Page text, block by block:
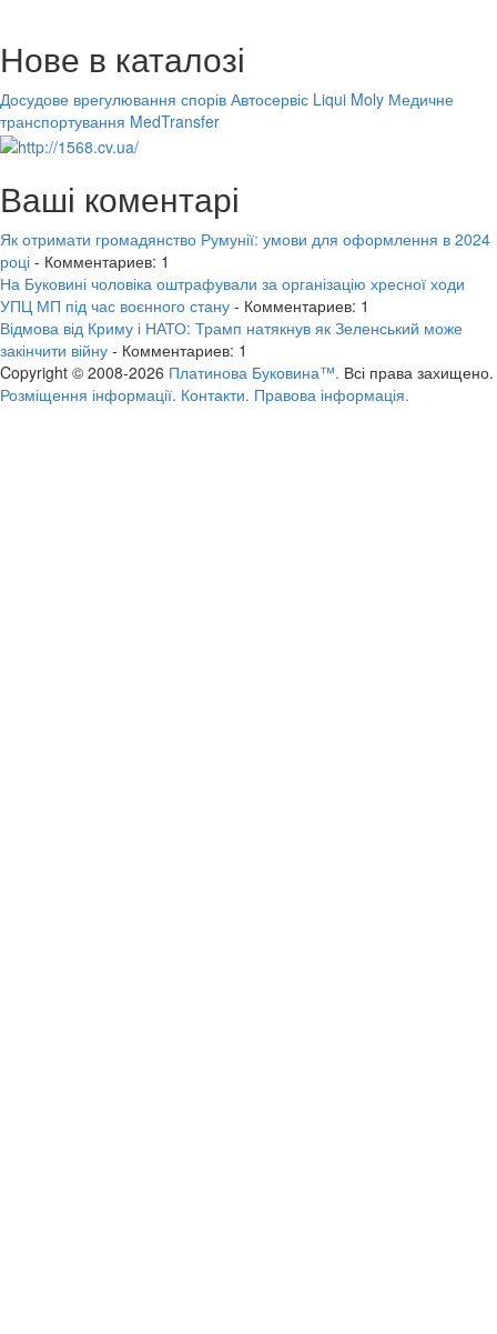
Нове в каталозі
Досудове врегулювання спорів Автосервіс Liqui Moly Медичне
транспортування MedTransfer
Ваші коментарі
Як отримати громадянство Румунії: умови для оформлення в 2024
році - Комментариев: 1
На Буковині чоловіка оштрафували за організацію хресної ходи
УПЦ МП під час воєнного стану - Комментариев: 1
Відмова від Криму і НАТО: Трамп натякнув як Зеленський може
закінчити війну - Комментариев: 1
Copyright © 2008-2026 Платинова Буковина™. Всі права захищено.
Розміщення інформації. Контакти. Правова інформація.